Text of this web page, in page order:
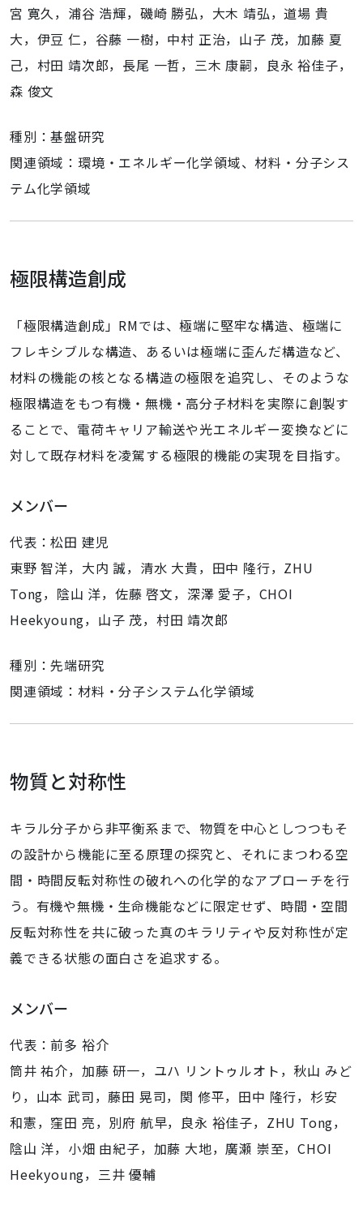
宮 寛久，浦谷 浩輝，磯崎 勝弘，大木 靖弘，道場 貴
大，伊豆 仁，谷藤 一樹，中村 正治，山子 茂，加藤 夏
己，村田 靖次郎，長尾 一哲，三木 康嗣，良永 裕佳子，
森 俊文
種別：基盤研究
関連領域：環境・エネルギー化学領域、材料・分子シス
テム化学領域
極限構造創成
「極限構造創成」RMでは、極端に堅牢な構造、極端に
フレキシブルな構造、あるいは極端に歪んだ構造など、
材料の機能の核となる構造の極限を追究し、そのような
極限構造をもつ有機・無機・高分子材料を実際に創製す
ることで、電荷キャリア輸送や光エネルギー変換などに
対して既存材料を凌駕する極限的機能の実現を目指す。
メンバー
代表：松田 建児
東野 智洋，大内 誠，清水 大貴，田中 隆行，ZHU
Tong，陰山 洋，佐藤 啓文，深澤 愛子，CHOI
Heekyoung，山子 茂，村田 靖次郎
種別：先端研究
関連領域：材料・分子システム化学領域
物質と対称性
キラル分子から非平衡系まで、物質を中心としつつもそ
の設計から機能に至る原理の探究と、それにまつわる空
間・時間反転対称性の破れへの化学的なアプローチを行
う。有機や無機・生命機能などに限定せず、時間・空間
反転対称性を共に破った真のキラリティや反対称性が定
義できる状態の面白さを追求する。
メンバー
代表：前多 裕介
筒井 祐介，加藤 研一，ユハ リントゥルオト，秋山 みど
り，山本 武司，藤田 晃司，関 修平，田中 隆行，杉安
和憲，窪田 亮，別府 航早，良永 裕佳子，ZHU Tong，
陰山 洋，小畑 由紀子，加藤 大地，廣瀬 崇至，CHOI
Heekyoung，三井 優輔